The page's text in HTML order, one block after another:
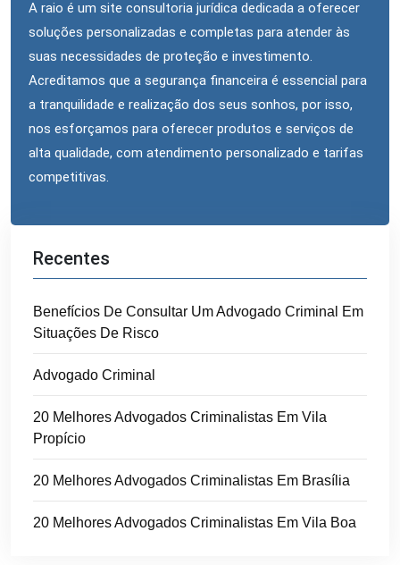
A raio é um site consultoria jurídica dedicada a oferecer
soluções personalizadas e completas para atender às
suas necessidades de proteção e investimento.
Acreditamos que a segurança financeira é essencial para
a tranquilidade e realização dos seus sonhos, por isso,
nos esforçamos para oferecer produtos e serviços de
alta qualidade, com atendimento personalizado e tarifas
competitivas.
Recentes
Benefícios De Consultar Um Advogado Criminal Em
Situações De Risco
Advogado Criminal
20 Melhores Advogados Criminalistas Em Vila
Propício
20 Melhores Advogados Criminalistas Em Brasília
20 Melhores Advogados Criminalistas Em Vila Boa